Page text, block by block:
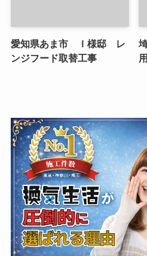
愛知県あま市 Ｉ様邸 レ
ンジフード取替工事